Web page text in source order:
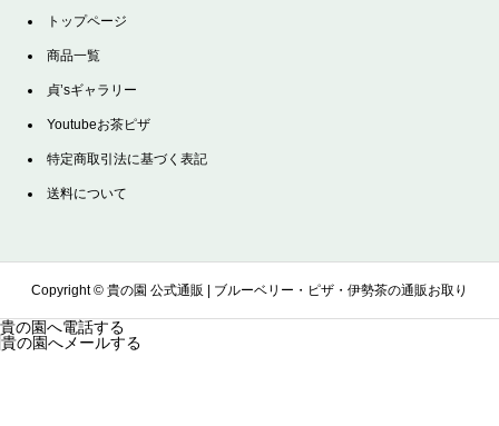
トップページ
商品一覧
貞’sギャラリー
Youtubeお茶ピザ
特定商取引法に基づく表記
送料について
Copyright © 貴の園 公式通販 | ブルーベリー・ピザ・伊勢茶の通販お取り
貴の園へ電話する
貴の園へメールする